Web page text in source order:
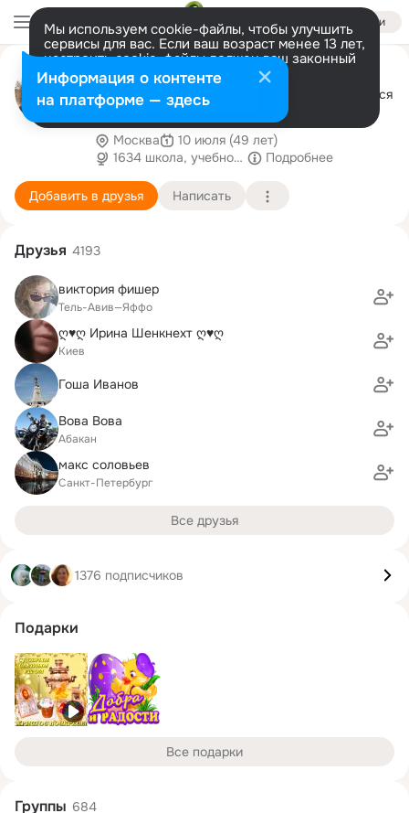
Войти
Мы используем cookie-файлы, чтобы улучшить
сервисы для вас. Если ваш возраст менее 13 лет,
настроить cookie-файлы должен ваш законный
представитель. Больше информации
Разрешить все Настроить
Алексей Лиманский
Чем больше узнаю людей, тем больше нравятся
собаки. (с)
Москва
10 июля (49 лет)
1634 школа, учебно-воспитательный комплекс
Подробнее
Добавить в друзья Написать
Друзья 4193
виктория фишер
Тель-Авив—Яффо
ღ♥ღ Ирина Шенкнехт ღ♥ღ
Киев
Гоша Иванов
Вова Вова
Абакан
макс соловьев
Санкт-Петербург
Все друзья
1376 подписчиков
Подарки
Все подарки
Группы 684
Информация о контенте
на платформе — здесь